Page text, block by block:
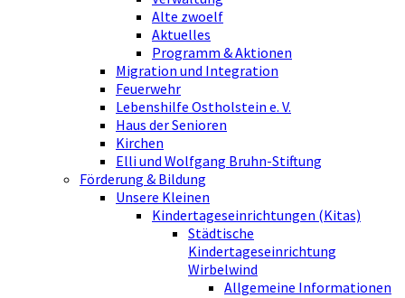
Alte zwoelf
Aktuelles
Programm & Aktionen
Migration und Integration
Feuerwehr
Lebenshilfe Ostholstein e. V.
Haus der Senioren
Kirchen
Elli und Wolfgang Bruhn-Stiftung
Förderung & Bildung
Unsere Kleinen
Kindertageseinrichtungen (Kitas)
Städtische
Kindertageseinrichtung
Wirbelwind
Allgemeine Informationen